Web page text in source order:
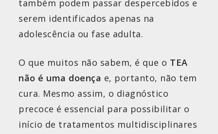
também podem passar despercebidos e
serem identificados apenas na
adolescência ou fase adulta.
O que muitos não sabem, é que o TEA
não é uma doença e, portanto, não tem
cura. Mesmo assim, o diagnóstico
precoce é essencial para possibilitar o
início de tratamentos multidisciplinares